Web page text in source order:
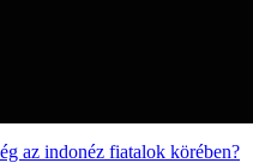
az indonéz fiatalok körében?